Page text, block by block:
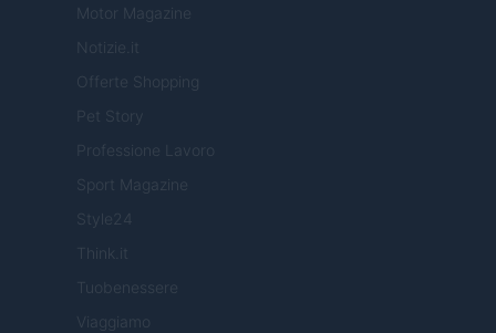
Motor Magazine
Notizie.it
Offerte Shopping
Pet Story
Professione Lavoro
Sport Magazine
Style24
Think.it
Tuobenessere
Viaggiamo